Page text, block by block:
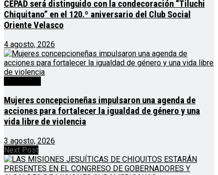
CEPAD será distinguido con la condecoración “Tiluchi
Chiquitano” en el 120.º aniversario del Club Social
Oriente Velasco
4 agosto, 2026
Mujeres concepcioneñas impulsaron una agenda de
acciones para fortalecer la igualdad de género y una
vida libre de violencia
3 agosto, 2026
Next Post